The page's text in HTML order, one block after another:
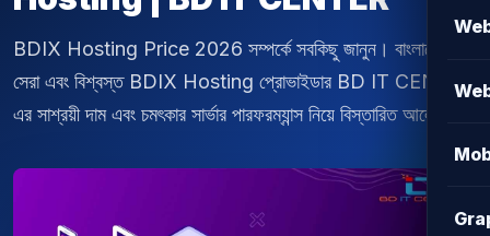
BDIX Hosting Price 2026 সম্পর্কে সবকিছু জানুন। বাংলাদেশে
সেরা এবং বিশ্বস্ত BDIX Hosting প্রোভাইডার BD IT CENTER
এর সাশ্রয়ী দাম এবং চমৎকার সার্ভার পারফরম্যান্স নিয়ে বিস্তারিত আলোচনা।